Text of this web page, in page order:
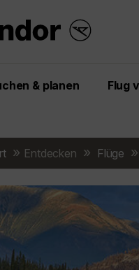
& planen Flug
Entdecken Flüge